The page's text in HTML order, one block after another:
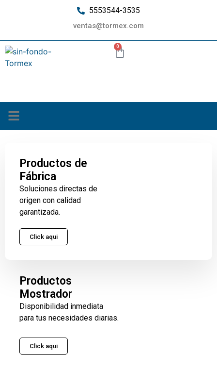
5553544-3535
ventas@tormex.com
0
Productos de
Fábrica
Soluciones directas de
origen con calidad
garantizada.
Click aqui
Productos
Mostrador
Disponibilidad inmediata
para tus necesidades diarias.
Click aqui